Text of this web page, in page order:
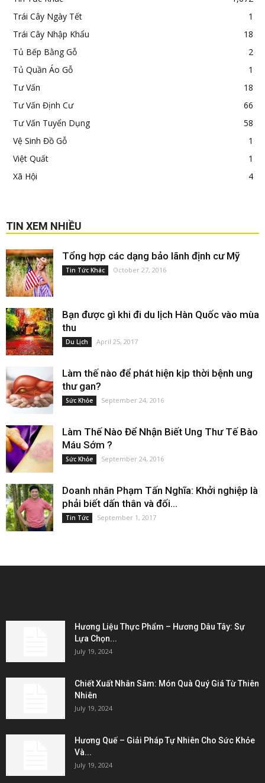
Trái Cây Ngày Tết
1
Trái Cây Nhập Khẩu
18
Tủ Bếp Bằng Gỗ
2
Tủ Quần Áo Gỗ
1
Tư Vấn
18
Tư Vấn Định Cư
66
Tư Vấn Tuyển Dụng
58
Vệ Sinh Đồ Gỗ
1
Việt Quất
1
Xã Hội
4
TIN XEM NHIỀU
Tổng hợp các dạng bảo lãnh định cư Mỹ
Tin Tức Khác October 27, 2016
Bạn được gì khi đi du lịch Hàn Quốc vào mùa
thu
Du Lịch April 25, 2017
Làm thế nào để phát hiện kịp thời bệnh ung
thư gan?
Sức Khỏe September 24, 2016
Làm Thế Nào Để Nhận Biết Ung Thư Tế Bào
Máu Sớm ?
Sức Khỏe September 24, 2016
Doanh nhân Phạm Tấn Nghĩa: Khởi nghiệp là
phải biết dấn thân và đối...
Tin Tức September 1, 2017
Hương Liệu Thực Phẩm – Hương Dâu Tây: Sự
Lựa Chọn...
July 19, 2024
Chiết Xuất Nhân Sâm: Món Quà Quý Giá Từ Thiên
Nhiên
July 19, 2024
Hương Quế – Giải Pháp Tự Nhiên Cho Sức Khỏe
Và...
July 19, 2024